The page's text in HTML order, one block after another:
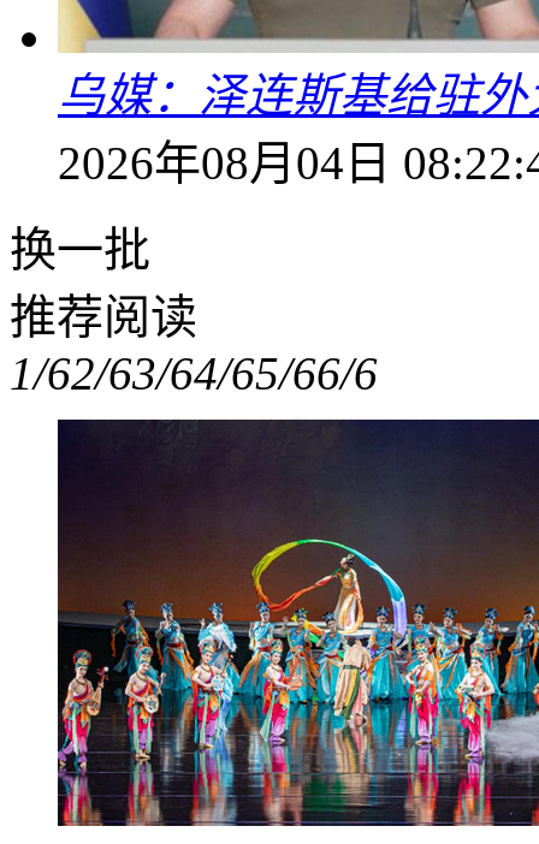
乌媒：泽连斯基给驻
2026年08月04日
换一批
推荐阅读
1/62/63/64/65/66/6